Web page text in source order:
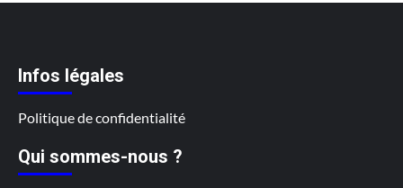
Infos légales
Politique de confidentialité
Qui sommes-nous ?